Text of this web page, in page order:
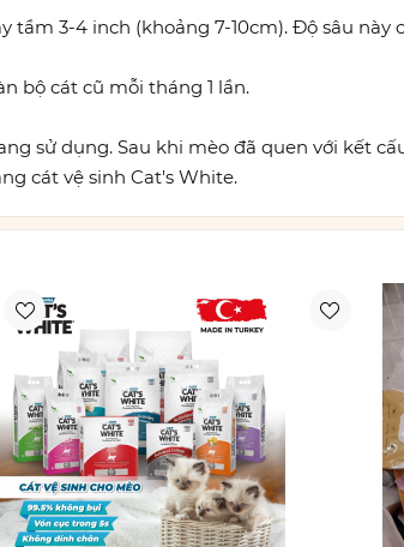
tầm 3-4 inch (khoảng 7-10cm). Độ sâu
bộ cát cũ mỗi tháng 1 lần.
sử dụng. Sau khi mèo đã quen với kết
cát vệ sinh Cat's White.